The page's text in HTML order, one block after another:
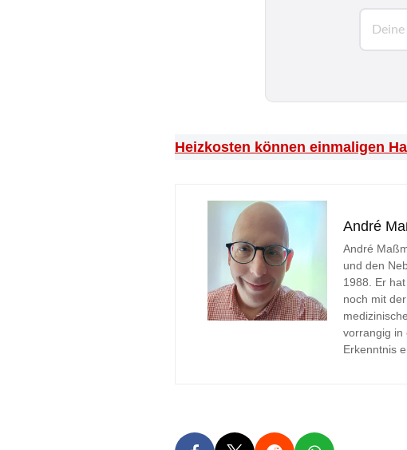
i
*
Heizkosten können einmaligen
André
André
und den
1988. Er
noch mit
vorrangig in
Erkenntnis